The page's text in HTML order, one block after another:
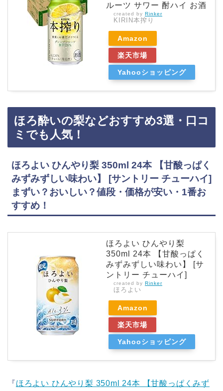
ルーツ サワー 酎ハイ お酒
created by Rinker
KIRIN本搾り
Amazon
楽天市場
Yahooショッピング
ほろ酔いの梨などおすすめ3選・口コ
ミでも人気！
ほろよい ひんやり梨 350ml 24本 【甘酸っぱく
みずみずしい味わい】 [サントリー チューハイ]
まずい？おいしい？値段・価格が安い・1番お
すすめ！
ほろよい ひんやり梨
350ml 24本 【甘酸っぱく
みずみずしい味わい】 [サ
ントリー チューハイ]
created by Rinker
ほろよい
Amazon
楽天市場
Yahooショッピング
『ほろよい ひんやり梨 350ml 24本 【甘酸っぱくみず